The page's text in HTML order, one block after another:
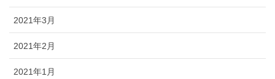
2021年3月
2021年2月
2021年1月